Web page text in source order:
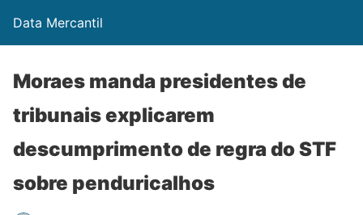
Data Mercantil
Moraes manda presidentes de
tribunais explicarem
descumprimento de regra do STF
sobre penduricalhos